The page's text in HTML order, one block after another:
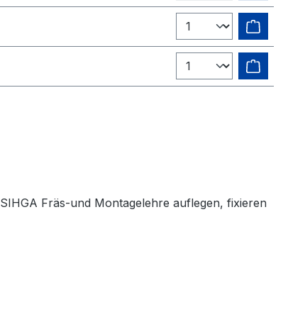
Fräs-und Montagelehre auflegen, fixieren